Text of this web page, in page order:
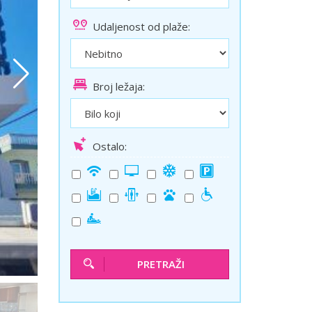
Solun polazak iz Niša
Temišvar polazak iz Niša
Udaljenost od plaže:
Broj ležaja:
Ostalo:
PRETRAŽI